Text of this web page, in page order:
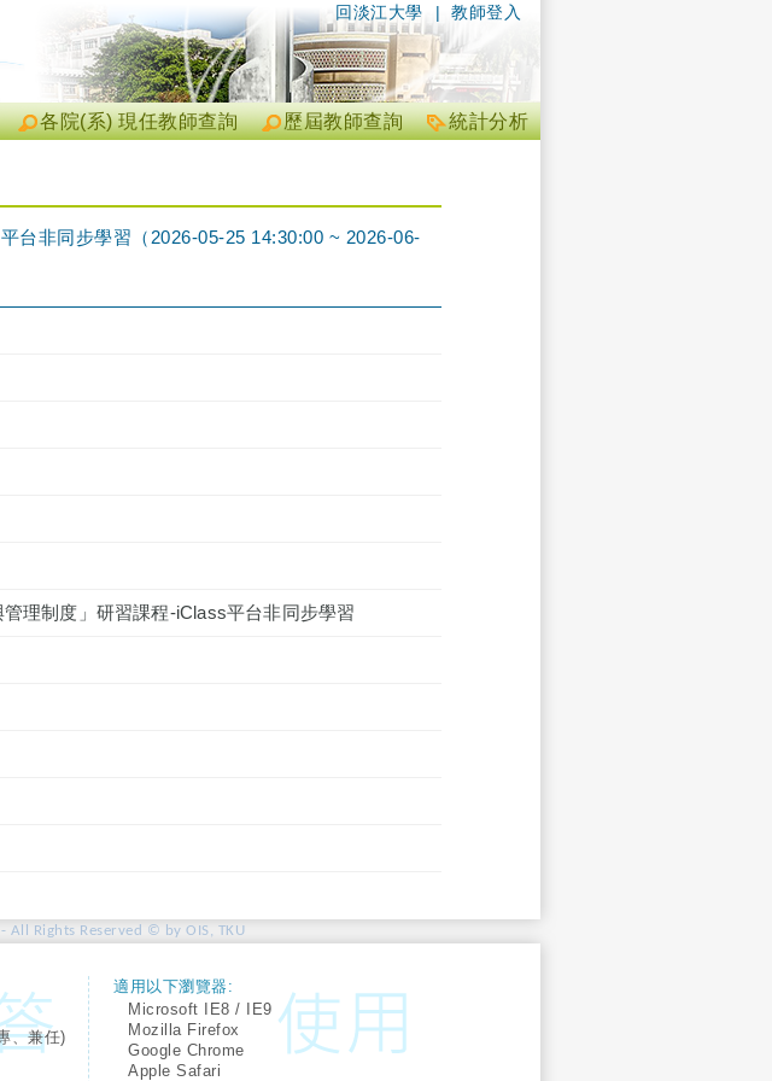
| 教師登入
回淡江大學
統計分析
歷屆教師查詢
各院(系) 現任教師查詢
台非同步學習（2026-05-25 14:30:00 ~ 2026-06-
理制度」研習課程-iClass平台非同步學習
All Rights Reserved © by OIS, TKU
、兼任)
適用以下瀏覽器:
Microsoft IE8 / IE9
Mozilla Firefox
Google Chrome
Apple Safari